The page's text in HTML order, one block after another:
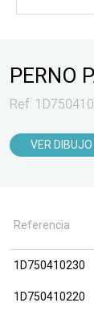
PERNO
Ref.
VER
Referencia
1D750410230
1D750410220